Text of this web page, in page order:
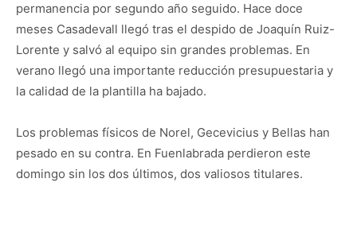
permanencia por segundo año seguido. Hace doce
meses Casadevall llegó tras el despido de Joaquín Ruiz-
Lorente y salvó al equipo sin grandes problemas. En
verano llegó una importante reducción presupuestaria y
la calidad de la plantilla ha bajado.
Los problemas físicos de Norel, Gecevicius y Bellas han
pesado en su contra. En Fuenlabrada perdieron este
domingo sin los dos últimos, dos valiosos titulares.